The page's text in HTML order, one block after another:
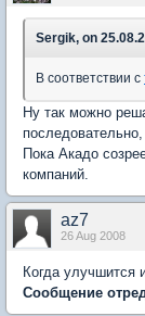
Sergik, on
В соответствии с
Ну так можно
Пока Акадо
компаний.
az7
26 Aug 2008
Когда улучшится
Сообщение